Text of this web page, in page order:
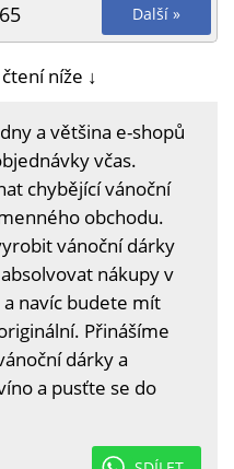
Další »
níže ↓
a většina e-shopů
včas.
chybějící vánoční
obchodu.
vánoční dárky
nákupy v
navíc budete mít
Přinášíme
dárky a
a pusťte se do